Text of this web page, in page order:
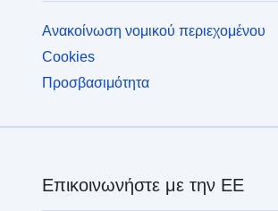
Ανακοίνωση νομικού περιεχομένου
Cookies
Προσβασιμότητα
Επικοινωνήστε με την ΕΕ